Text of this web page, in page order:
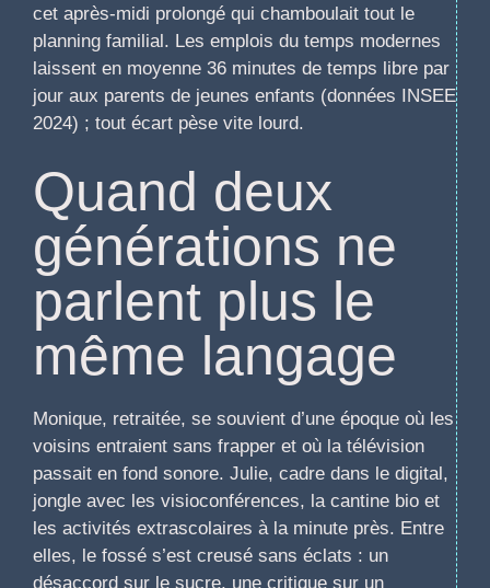
cet après-midi prolongé qui chamboulait tout le
planning familial. Les emplois du temps modernes
laissent en moyenne 36 minutes de temps libre par
jour aux parents de jeunes enfants (données INSEE
2024) ; tout écart pèse vite lourd.
Quand deux
générations ne
parlent plus le
même langage
Monique, retraitée, se souvient d’une époque où les
voisins entraient sans frapper et où la télévision
passait en fond sonore. Julie, cadre dans le digital,
jongle avec les visioconférences, la cantine bio et
les activités extrascolaires à la minute près. Entre
elles, le fossé s’est creusé sans éclats : un
désaccord sur le sucre, une critique sur un